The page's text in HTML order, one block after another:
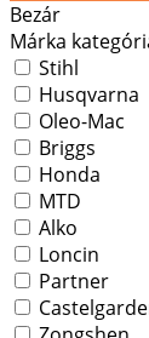
Bezár
Márka
Stihl
Husqvarna
Oleo-Mac
Briggs
Honda
MTD
Alko
Loncin
Partner